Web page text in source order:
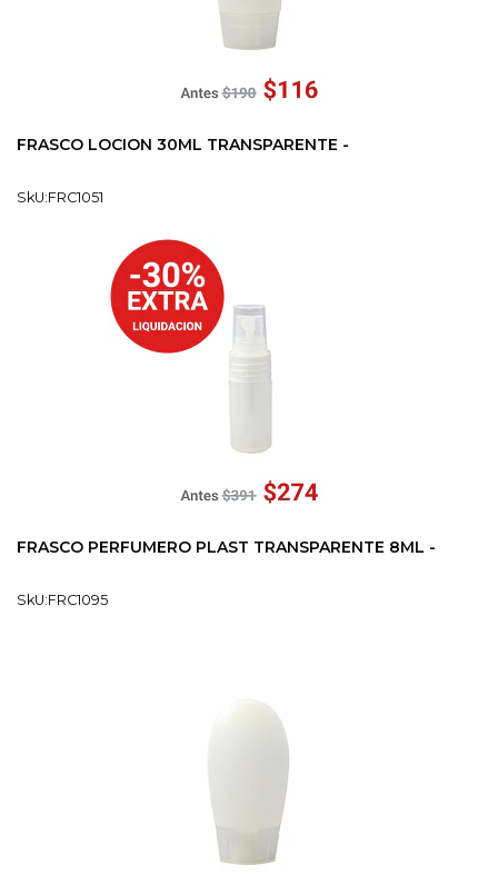
FRASCO LOCION 30ML TRANSPARENTE -
SkU:FRC1051
FRASCO PERFUMERO PLAST TRANSPARENTE 8ML -
SkU:FRC1095